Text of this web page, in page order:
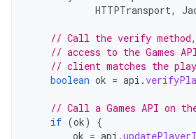
HTTPTransport,
// Call the verify method,
// access to the Games
// client matches the
boolean ok = api .
// Call a Games API on
if (ok)
{
ok = api .